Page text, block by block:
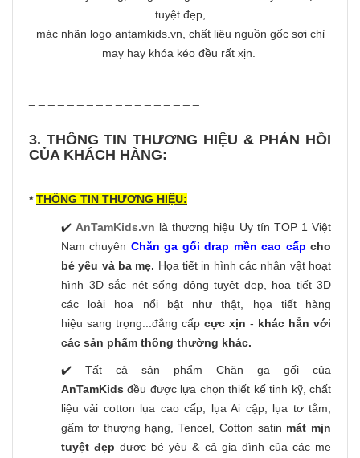
tuyệt đẹp,
mác nhãn logo antamkids.vn, chất liệu nguồn gốc sợi chỉ
may hay khóa kéo đều rất xịn.
3. THÔNG TIN THƯƠNG HIỆU & PHẢN HỒI
CỦA KHÁCH HÀNG:
*THÔNG TIN THƯƠNG HIỆU:
✔️ AnTamKids.vn là thương hiệu Uy tín TOP 1 Việt
Nam chuyên Chăn ga gối drap mền cao cấp cho
bé yêu và ba mẹ. Họa tiết in hình các nhân vật hoạt
hình 3D sắc nét sống động tuyệt đẹp, họa tiết 3D
các loài hoa nổi bật như thật, họa tiết hàng
hiệu sang trọng...đẳng cấp cực xịn - khác hẳn với
các sản phẩm thông thường khác.
✔️ Tất cả sản phẩm Chăn ga gối của
AnTamKids đều được lựa chọn thiết kế tinh kỹ, chất
liệu vải cotton lụa cao cấp, lụa Ai cập, lụa tơ tằm,
gấm tơ thượng hạng, Tencel, Cotton satin mát mịn
tuyệt đẹp được bé yêu & cả gia đình của các mẹ